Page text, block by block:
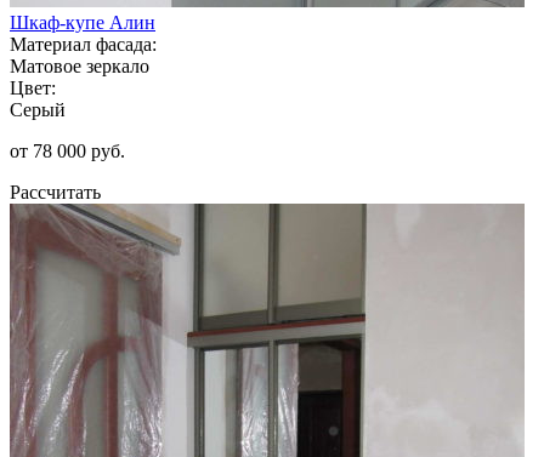
Шкаф-купе Алин
Материал фасада:
Матовое зеркало
Цвет:
Серый
от 78 000 руб.
Рассчитать